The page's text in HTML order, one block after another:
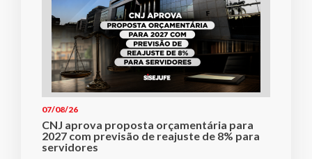
07/08/26
CNJ aprova proposta orçamentária para
2027 com previsão de reajuste de 8% para
servidores